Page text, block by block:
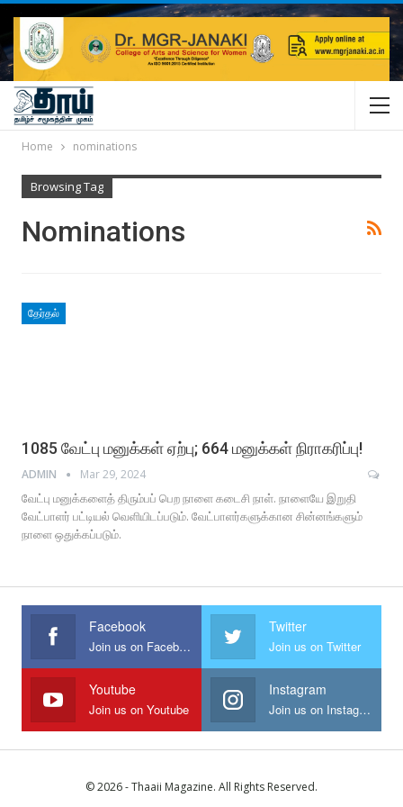
Home nominations
Browsing Tag
Nominations
தேர்தல்
1085 வேட்பு மனுக்கள் ஏற்பு; 664 மனுக்கள் நிராகரிப்பு!
ADMIN Mar 29, 2024
வேட்பு மனுக்களைத் திரும்பப் பெற நாளை கடைசி நாள். நாளையே இறுதி
வேட்பாளர் பட்டியல் வெளியிடப்படும். வேட்பாளர்களுக்கான சின்னங்களும்
நாளை ஒதுக்கப்படும்.
Facebook
Join us on Facebook
Twitter
Join us on Twitter
Youtube
Join us on Youtube
Instagram
Join us on Instagram
© 2026 - Thaaii Magazine. All Rights Reserved.